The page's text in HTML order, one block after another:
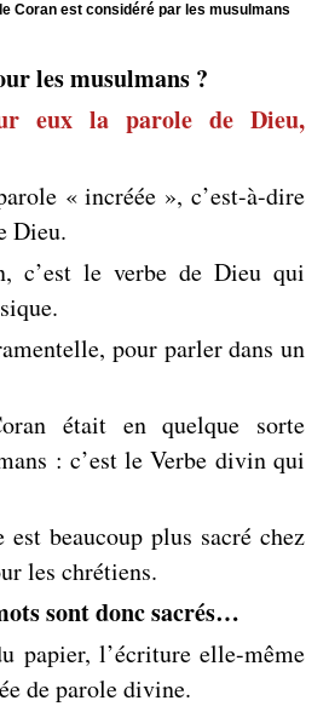
Coran est considéré par les musulmans
les musulmans ?
eux la parole de Dieu,
« incréée », c’est-à-dire
Dieu.
c’est le verbe de Dieu qui
pour parler dans un
était en quelque sorte
: c’est le Verbe divin qui
beaucoup plus sacré chez
les ­chrétiens.
sont donc sacrés…
papier, l’écriture elle-même
de parole divine.